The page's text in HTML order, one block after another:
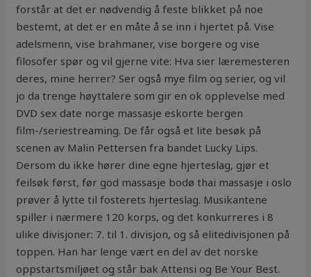
forstår at det er nødvendig å feste blikket på noe
bestemt, at det er en måte å se inn i hjertet på. Vise
adelsmenn, vise brahmaner, vise borgere og vise
filosofer spør og vil gjerne vite: Hva sier læremesteren
deres, mine herrer? Ser også mye film og serier, og vil
jo da trenge høyttalere som gir en ok opplevelse med
DVD sex date norge massasje eskorte bergen
film-/seriestreaming. De får også et lite besøk på
scenen av Malin Pettersen fra bandet Lucky Lips.
Dersom du ikke hører dine egne hjerteslag, gjør et
feilsøk først, før god massasje bodø thai massasje i oslo
prøver å lytte til fosterets hjerteslag. Musikantene
spiller i nærmere 120 korps, og det konkurreres i 8
ulike divisjoner: 7. til 1. divisjon, og så elitedivisjonen på
toppen. Han har lenge vært en del av det norske
oppstartsmiljøet og står bak Attensi og Be Your Best.